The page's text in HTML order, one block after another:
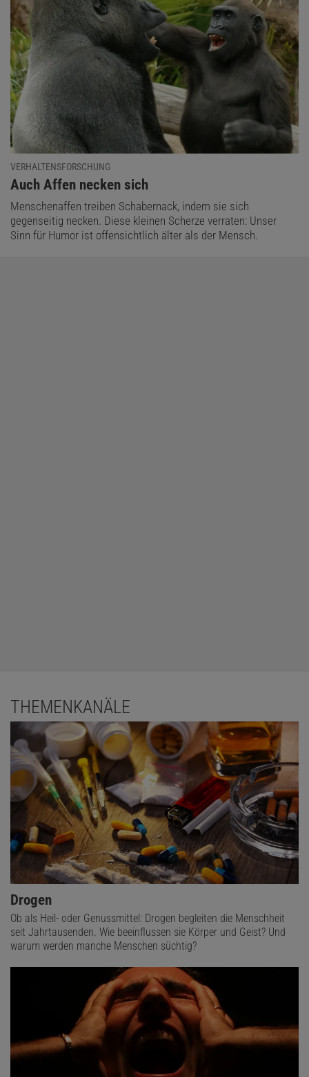
VERHALTENSFORSCHUNG
:
Auch Affen necken sich
Menschenaffen treiben Schabernack, indem sie sich
gegenseitig necken. Diese kleinen Scherze verraten: Unser
Sinn für Humor ist offensichtlich älter als der Mensch.
THEMENKANÄLE
Drogen
Ob als Heil- oder Genussmittel: Drogen begleiten die Menschheit
seit Jahrtausenden. Wie beeinflussen sie Körper und Geist? Und
warum werden manche Menschen süchtig?